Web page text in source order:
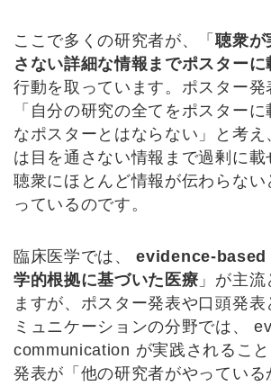
ここで多くの研究者が、「聴衆が
さない詳細な情報までポスターに
行動を取っています。ポスター発
「自分の研究の全てをポスター
なポスターとはならない」と考え
は目を通さない情報まで過剰に載
聴衆にほとんど情報が伝わらない
っているのです。
臨床医学では、evidence-
学的根拠に基づいた医療 」が主
ますが、ポスター発表や口頭発表
ミュニケーションの分野では、
communication が実践されるこ
発表が「他の研究者がやっている